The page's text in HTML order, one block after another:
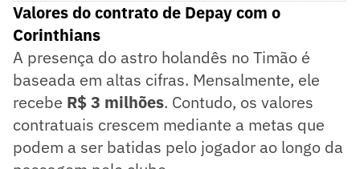
Valores do contrato de Depay com o
Corinthians
A presença do astro holandês no Timão é
baseada em altas cifras. Mensalmente, ele
recebe R$ 3 milhões. Contudo, os valores
contratuais crescem mediante a metas que
podem a ser batidas pelo jogador ao longo da